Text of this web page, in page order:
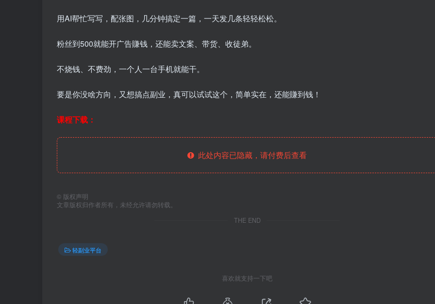
用AI帮忙写写，配张图，几分钟搞定一篇，一天发几条轻轻松松。
粉丝到500就能开广告賺钱，还能卖文案、带货、收徒弟。
不烧钱、不费劲，一个人一台手机就能干。
要是你没啥方向，又想搞点副业，真可以试试这个，简单实在，还能賺到钱！
课程下载：
此处内容已隐藏，请付费后查看
© 版权声明
文章版权归作者所有，未经允许请勿转载。
THE END
轻副业平台
喜欢就支持一下吧